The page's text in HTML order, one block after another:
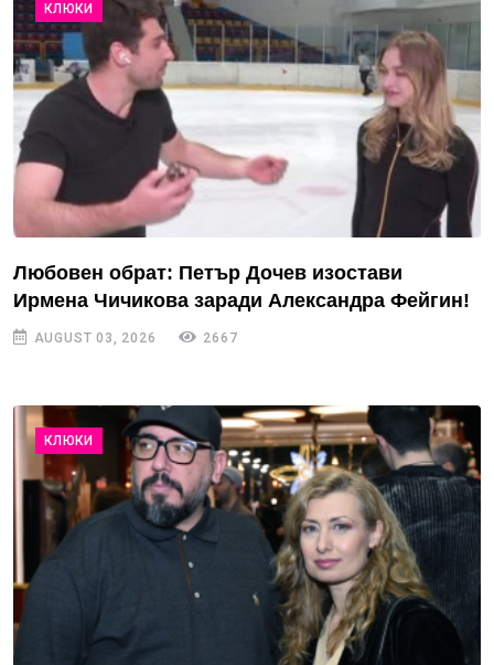
КЛЮКИ
Любовен обрат: Петър Дочев изостави
Ирмена Чичикова заради Александра Фейгин!
AUGUST 03, 2026 2667
КЛЮКИ